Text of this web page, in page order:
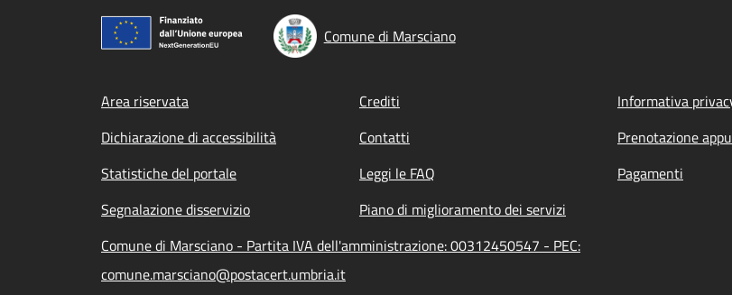
Comune di Marsciano
Footer menu
Area riservata Crediti Informativa
Dichiarazione di accessibilità
Contatti Prenotazione
Statistiche del portale
Leggi le FAQ Pagamenti
Segnalazione disservizio
Piano di miglioramento dei servizi
Comune di Marsciano - Partita IVA dell'amministrazione: 00312450547 - PEC:
comune.marsciano@postacert.umbria.it